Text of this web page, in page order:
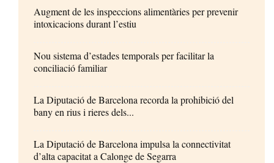
Augment de les inspeccions alimentàries per prevenir
intoxicacions durant l’estiu
Nou sistema d’estades temporals per facilitar la
conciliació familiar
La Diputació de Barcelona recorda la prohibició del
bany en rius i rieres dels...
La Diputació de Barcelona impulsa la connectivitat
d’alta capacitat a Calonge de Segarra